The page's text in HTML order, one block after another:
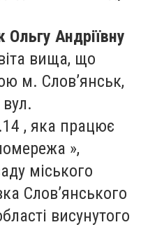
Ольгу Андріївну
вища, що
м. Слов’янськ,
, яка працює
»,
міського
Слов’янського
висунутого